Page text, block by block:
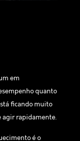
em
quanto
ficando muito
agir rapidamente.
é o